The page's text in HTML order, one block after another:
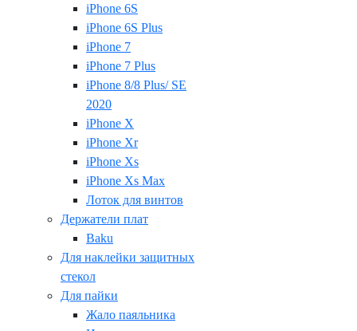
iPhone 6S
iPhone 6S Plus
iPhone 7
iPhone 7 Plus
iPhone 8/8 Plus/ SE
2020
iPhone X
iPhone Xr
iPhone Xs
iPhone Xs Max
Лоток для винтов
Держатели плат
Baku
Для наклейки защитных
стекол
Для пайки
Жало паяльника